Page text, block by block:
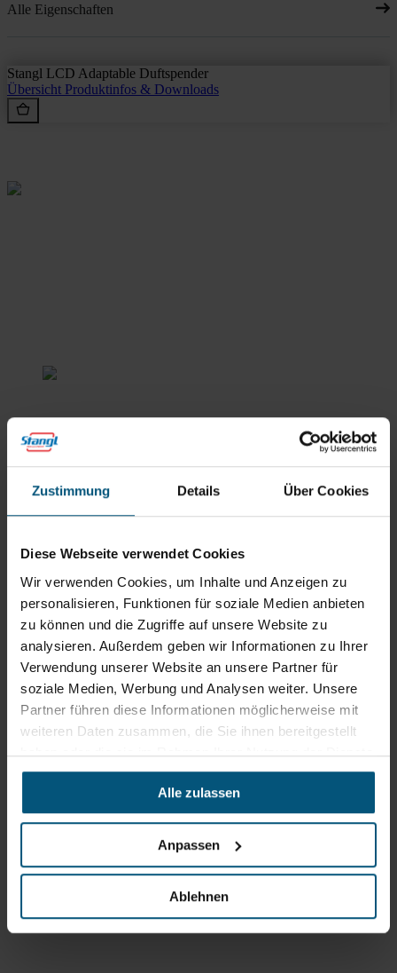
Zustimmung Details Über Cookies
Diese Webseite verwendet Cookies
Wir verwenden Cookies, um Inhalte und Anzeigen zu
personalisieren, Funktionen für soziale Medien anbieten
zu können und die Zugriffe auf unsere Website zu
analysieren. Außerdem geben wir Informationen zu Ihrer
Verwendung unserer Website an unsere Partner für
soziale Medien, Werbung und Analysen weiter. Unsere
Partner führen diese Informationen möglicherweise mit
weiteren Daten zusammen, die Sie ihnen bereitgestellt
haben oder die sie im Rahmen Ihrer Nutzung der Dienste
gesammelt haben.
Alle zulassen
Anpassen
Ablehnen
Alle Eigenschaften
Stangl LCD Adaptable Duftspender
Übersicht Produktinfos & Downloads
GmbH
Gewerbegebiet Süd 1
5204 Straßwalchen
+43 6215 89 00
office@stangl.at
Zum
Routenplaner
in
neuem
Tab)
Öffnungszeiten
Mo - Do: 07:30 - 12:00
Uhr
sowie 12:30 -16:30 Uhr
Fr: 07:30 - 12:00 Uhr
Stangl Niederlassung Ost
Werkstraße 8
office@stangl.at
Zum
(Öffnet
in